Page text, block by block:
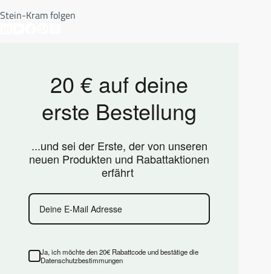
Stein-Kram folgen
20 € auf deine
erste Bestellung
...und sei der Erste, der von unseren
neuen Produkten und Rabattaktionen
erfährt
Ja, ich möchte den 20€ Rabattcode und bestätige die
Datenschutzbestimmungen